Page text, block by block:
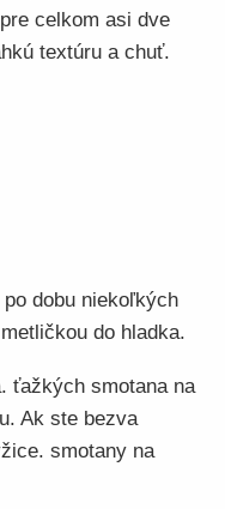
celkom asi dve
textúru a chuť.
dobu niekoľkých
do hladka.
ťažkých smotana na
Ak ste bezva
smotany na